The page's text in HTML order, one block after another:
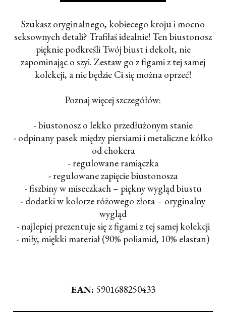
Szukasz oryginalnego, kobiecego kroju i mocno
seksownych detali? Trafiłaś idealnie! Ten biustonosz
pięknie podkreśli Twój biust i dekolt, nie
zapominając o szyi. Zestaw go z figami z tej samej
kolekcji, a nie będzie Ci się można oprzeć!
Poznaj więcej szczegółów:
- biustonosz o lekko przedłużonym stanie
- odpinany pasek między piersiami i metaliczne kółko
od chokera
- regulowane ramiączka
- regulowane zapięcie biustonosza
- fiszbiny w miseczkach – piękny wygląd biustu
- dodatki w kolorze różowego złota – oryginalny
wygląd
- najlepiej prezentuje się z figami z tej samej kolekcji
- miły, miękki materiał (90% poliamid, 10% elastan)
EAN: 5901688250433